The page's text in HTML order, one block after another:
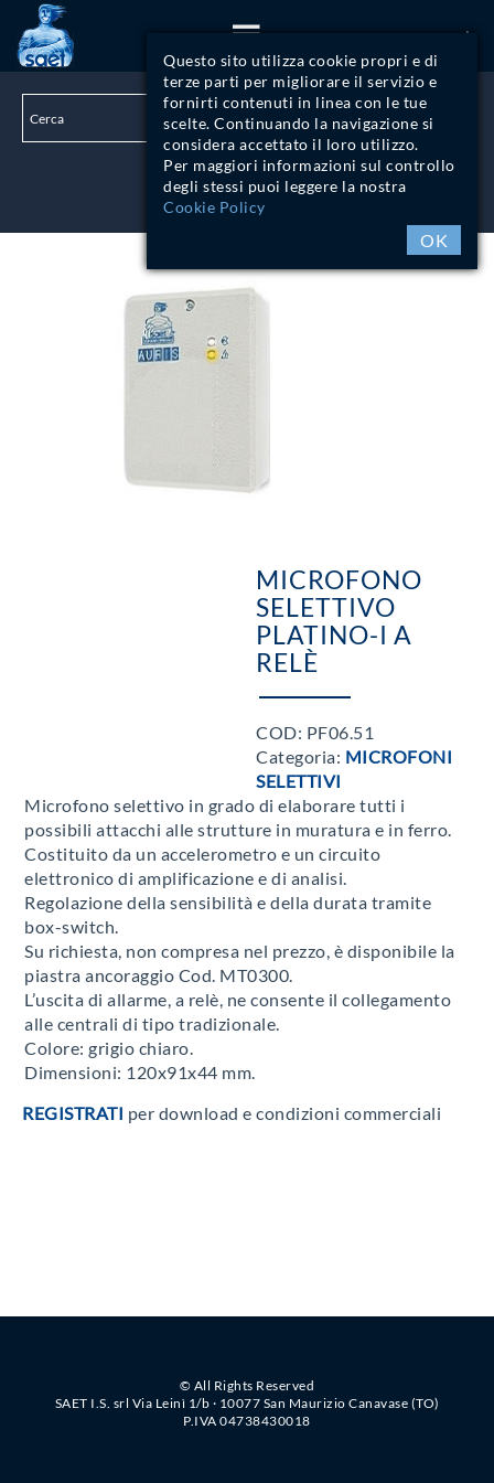
Questo sito utilizza cookie propri e di
terze parti per migliorare il servizio e
fornirti contenuti in linea con le tue
scelte. Continuando la navigazione si
considera accettato il loro utilizzo.
Per maggiori informazioni sul controllo
degli stessi puoi leggere la nostra
Cookie Policy
OK
MICROFONO
SELETTIVO
PLATINO-I A
RELÈ
COD: PF06.51
Categoria: MICROFONI
SELETTIVI
Microfono selettivo in grado di elaborare tutti i
possibili attacchi alle strutture in muratura e in ferro.
Costituito da un accelerometro e un circuito
elettronico di amplificazione e di analisi.
Regolazione della sensibilità e della durata tramite
box-switch.
Su richiesta, non compresa nel prezzo, è disponibile la
piastra ancoraggio Cod. MT0300.
L’uscita di allarme, a relè, ne consente il collegamento
alle centrali di tipo tradizionale.
Colore: grigio chiaro.
Dimensioni: 120x91x44 mm.
REGISTRATI per download e condizioni commerciali
© All Rights Reserved
SAET I.S. srl Via Leinì 1/b · 10077 San Maurizio Canavase (TO)
P.IVA 04738430018